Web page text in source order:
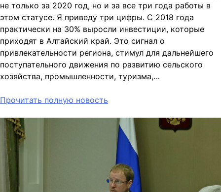
не только за 2020 год, но и за все три года работы в
этом статусе. Я приведу три цифры. С 2018 года
практически на 30% выросли инвестиции, которые
приходят в Алтайский край. Это сигнал о
привлекательности региона, стимул для дальнейшего
поступательного движения по развитию сельского
хозяйства, промышленности, туризма,…
Прочитать полную новость